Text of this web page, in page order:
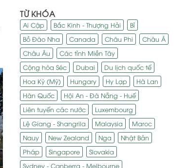
TỪ KHÓA
Ai Cập Bắc Kinh - Thượng Hải
Bỉ
Bồ Đào Nha
Canada Châu Phi
Châu Á
Châu Âu
Các tỉnh Miền Tây
Cộng hòa Séc
Dubai
Du lịch quốc tế
Hoa Kỳ (Mỹ)
Hungary Hy Lạp
Hà Lan
Hàn Quốc
Hội An - Đà Nẵng - Huế
Liên tuyến các nước
Luxembourg
Lệ Giang - Shangrila
Malaysia
Maroc
Nauy
New Zealand Nga
Nhật Bản
Pháp
Singapore
Slovakia
Sydney - Canberra - Melbourne